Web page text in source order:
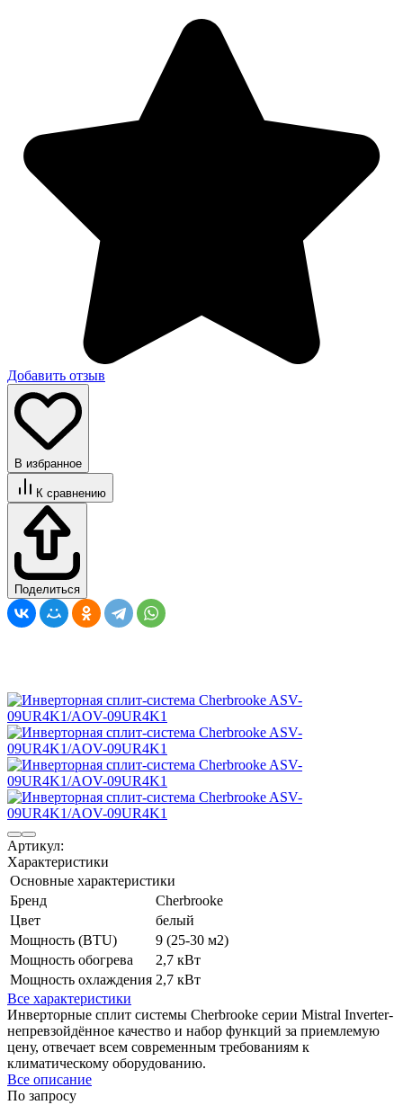
Добавить отзыв
В избранное
К сравнению
Поделиться
Артикул:
Характеристики
Основные характеристики
Бренд
Cherbrooke
Цвет
белый
Мощность (BTU)
9 (25-30 м2)
Мощность обогрева
2,7 кВт
Мощность охлаждения 2,7 кВт
Все характеристики
Инверторные сплит системы Cherbrooke серии Mistral Inverter-
непревзойдённое качество и набор функций за приемлемую
цену, отвечает всем современным требованиям к
климатическому оборудованию.
Все описание
По запросу